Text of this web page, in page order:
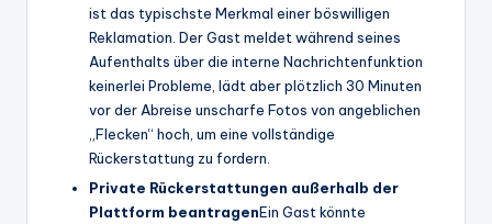
ist das typischste Merkmal einer böswilligen
Reklamation. Der Gast meldet während seines
Aufenthalts über die interne Nachrichtenfunktion
keinerlei Probleme, lädt aber plötzlich 30 Minuten
vor der Abreise unscharfe Fotos von angeblichen
„Flecken“ hoch, um eine vollständige
Rückerstattung zu fordern.
Private Rückerstattungen außerhalb der
Plattform beantragenEin Gast könnte